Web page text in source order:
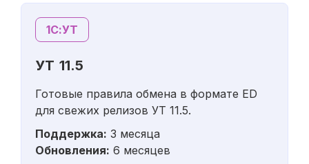
1С:УТ
УТ 11.5
Готовые правила обмена в формате ED
для свежих релизов УТ 11.5.
Поддержка: 3 месяца
Обновления: 6 месяцев